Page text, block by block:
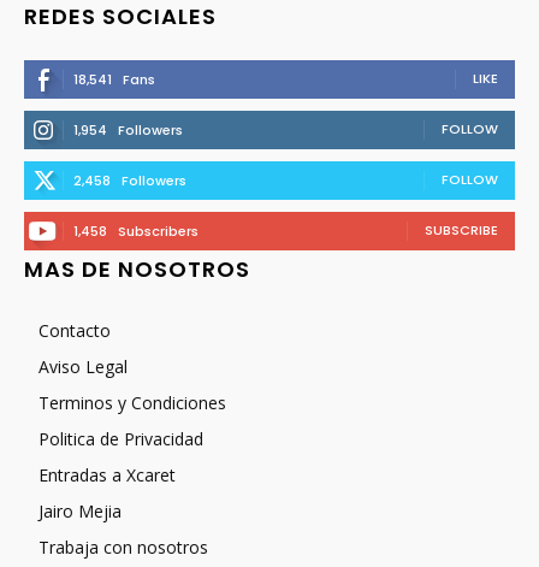
REDES SOCIALES
18,541 Fans LIKE
1,954 Followers FOLLOW
2,458 Followers FOLLOW
1,458 Subscribers SUBSCRIBE
MAS DE NOSOTROS
Contacto
Aviso Legal
Terminos y Condiciones
Politica de Privacidad
Entradas a Xcaret
Jairo Mejia
Trabaja con nosotros